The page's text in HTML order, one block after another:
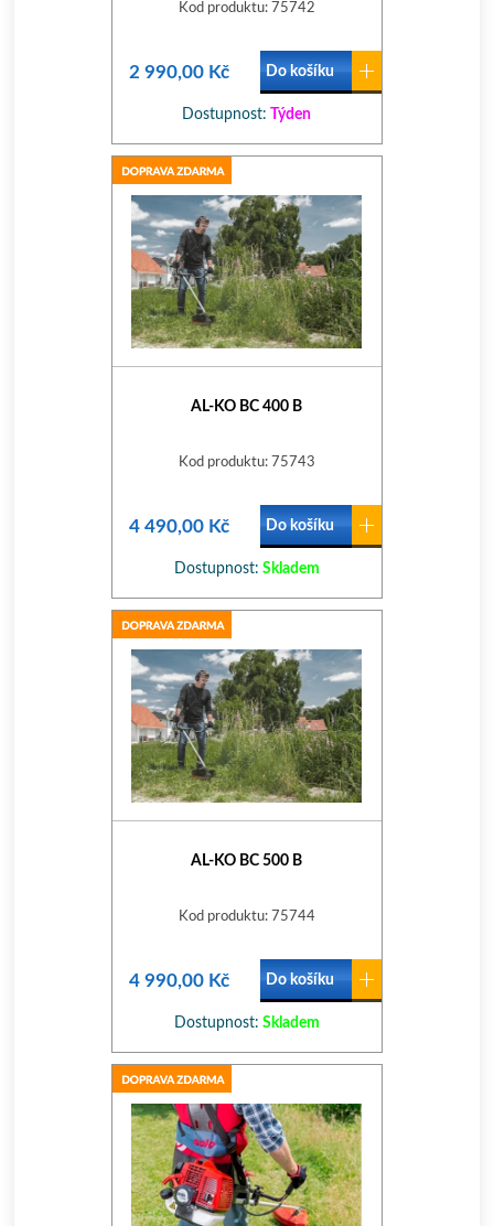
Kod produktu: 75742
2 990,00 Kč Do košíku
Dostupnost: Týden
AL-KO BC 400 B
Kod produktu: 75743
4 490,00 Kč Do košíku
Dostupnost: Skladem
AL-KO BC 500 B
Kod produktu: 75744
4 990,00 Kč Do košíku
Dostupnost: Skladem